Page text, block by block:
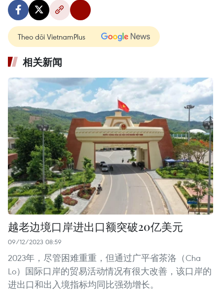
Theo dõi VietnamPlus
相关新闻
越老边境口岸进出口额突破20亿美元
09/12/2023 08:59
2023年，尽管困难重重，但通过广平省茶洛（Cha
Lo）国际口岸的贸易活动情况有很大改善，该口岸的
进出口和出入境指标均同比强劲增长。